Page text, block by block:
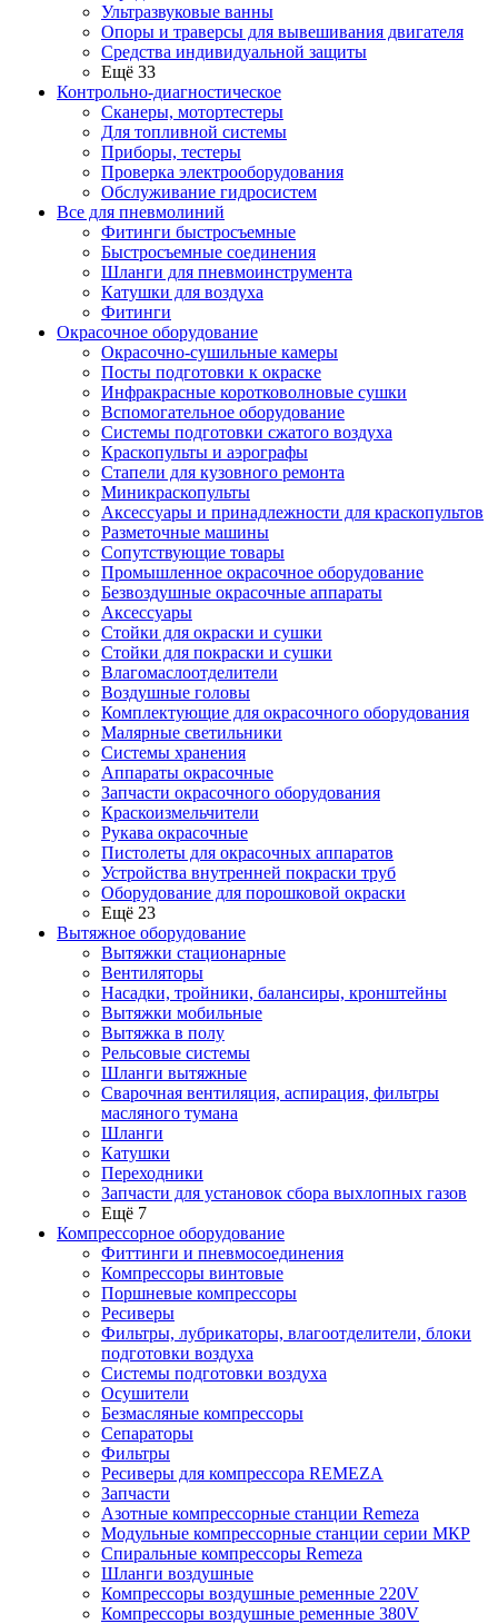
Ультразвуковые ванны
Опоры и траверсы для вывешивания двигателя
Средства индивидуальной защиты
Ещё 33
Контрольно-диагностическое
Сканеры, мотортестеры
Для топливной системы
Приборы, тестеры
Проверка электрооборудования
Обслуживание гидросистем
Все для пневмолиний
Фитинги быстросъемные
Быстросъемные соединения
Шланги для пневмоинструмента
Катушки для воздуха
Фитинги
Окрасочное оборудование
Окрасочно-сушильные камеры
Посты подготовки к окраске
Инфракрасные коротковолновые сушки
Вспомогательное оборудование
Системы подготовки сжатого воздуха
Краскопульты и аэрографы
Стапели для кузовного ремонта
Миникраскопульты
Аксессуары и принадлежности для краскопультов
Разметочные машины
Сопутствующие товары
Промышленное окрасочное оборудование
Безвоздушные окрасочные аппараты
Аксессуары
Стойки для окраски и сушки
Стойки для покраски и сушки
Влагомаслоотделители
Воздушные головы
Комплектующие для окрасочного оборудования
Малярные светильники
Системы хранения
Аппараты окрасочные
Запчасти окрасочного оборудования
Краскоизмельчители
Рукава окрасочные
Пистолеты для окрасочных аппаратов
Устройства внутренней покраски труб
Оборудование для порошковой окраски
Ещё 23
Вытяжное оборудование
Вытяжки стационарные
Вентиляторы
Насадки, тройники, балансиры, кронштейны
Вытяжки мобильные
Вытяжка в полу
Рельсовые системы
Шланги вытяжные
Сварочная вентиляция, аспирация, фильтры
масляного тумана
Шланги
Катушки
Переходники
Запчасти для установок сбора выхлопных газов
Ещё 7
Компрессорное оборудование
Фиттинги и пневмосоединения
Компрессоры винтовые
Поршневые компрессоры
Ресиверы
Фильтры, лубрикаторы, влагоотделители, блоки
подготовки воздуха
Системы подготовки воздуха
Осушители
Безмасляные компрессоры
Сепараторы
Фильтры
Ресиверы для компрессора REMEZA
Запчасти
Азотные компрессорные станции Remeza
Модульные компрессорные станции серии МКР
Спиральные компрессоры Remeza
Шланги воздушные
Компрессоры воздушные ременные 220V
Компрессоры воздушные ременные 380V